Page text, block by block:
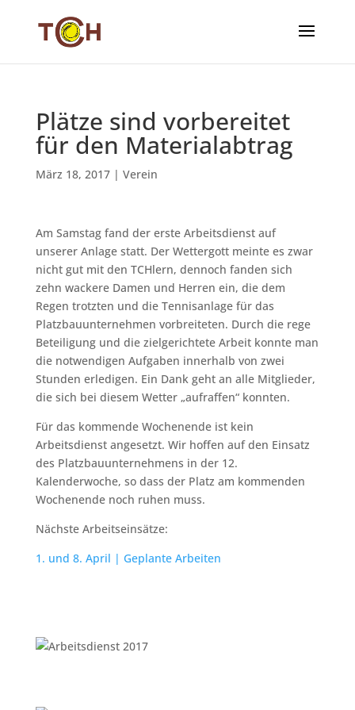
Plätze sind vorbereitet
für den Materialabtrag
März 18, 2017| Verein
Am Samstag fand der erste Arbeitsdienst auf
unserer Anlage statt. Der Wettergott meinte es zwar
nicht gut mit den TCHlern, dennoch fanden sich
zehn wackere Damen und Herren ein, die dem
Regen trotzten und die Tennisanlage für das
Platzbauunternehmen vorbreiteten. Durch die rege
Beteiligung und die zielgerichtete Arbeit konnte man
die notwendigen Aufgaben innerhalb von zwei
Stunden erledigen. Ein Dank geht an alle Mitglieder,
die sich bei diesem Wetter „aufraffen“ konnten.
Für das kommende Wochenende ist kein
Arbeitsdienst angesetzt. Wir hoffen auf den Einsatz
des Platzbauunternehmens in der 12.
Kalenderwoche, so dass der Platz am kommenden
Wochenende noch ruhen muss.
Nächste Arbeitseinsätze:
1. und 8. April | Geplante Arbeiten